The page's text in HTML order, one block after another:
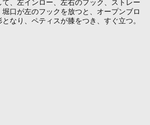
、左インロー、左右のフック、ストレー
堀口が左のフックを放つと、オープンブロ
なり、ペティスが膝をつき、すぐ立つ。